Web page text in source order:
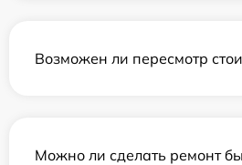
Возможен ли пересмотр
Можно ли сделать ремонт